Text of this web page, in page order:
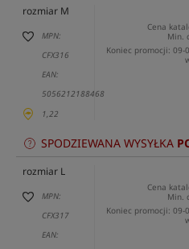
rozmiar M
MPN:
CFX316
EAN:
5056212188468
1,22
Cena
Min.
Koniec promocji: 09-
SPODZIEWANA WYSYŁKA
rozmiar L
MPN:
CFX317
EAN:
Cena
Min.
Koniec promocji: 09-